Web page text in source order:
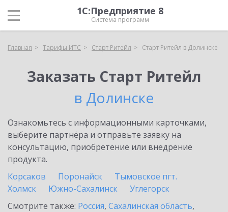
1С:Предприятие 8
Система программ
Главная Тарифы ИТС Старт Ритейл Старт Ритейл в Долинске
Заказать Старт Ритейл
в Долинске
Ознакомьтесь с информационными карточками,
выберите партнёра и отправьте заявку на
консультацию, приобретение или внедрение
продукта.
Корсаков
Поронайск
Тымовское пгт.
Холмск
Южно-Сахалинск
Углегорск
Смотрите также: Россия, Сахалинская область,